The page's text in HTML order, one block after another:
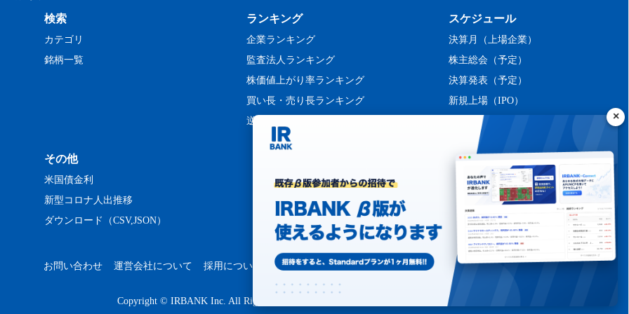
検索
カテゴリ
銘柄一覧
ランキング
企業ランキング
監査法人ランキング
株価値上がり率ランキング
買い長・売り長ランキング
逆日歩ランキング
スケジュール
決算月（上場企業）
株主総会（予定）
決算発表（予定）
新規上場（IPO）
その他
米国債金利
新型コロナ人出推移
ダウンロード（CSV,JSON）
お問い合わせ 運営会社について 採用について プライバシーポリシー
Copyright © IRBANK Inc. All Rights Reserved.